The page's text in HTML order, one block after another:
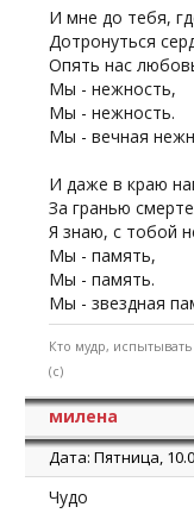
И мне до тебя,
Дотронуться
Опять нас
Мы - нежность,
Мы - нежность.
Мы - вечная
И даже в краю
За гранью
Я знаю, с тобой
Мы - память,
Мы - память.
Мы - звездная
Кто мудр,
(с)
милена
Дата: Пятница,
Чудо